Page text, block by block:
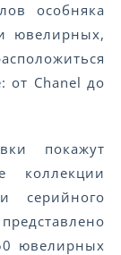
особняка
ювелирных,
от Chanel до
покажут
коллекции
серийного
ювелирных